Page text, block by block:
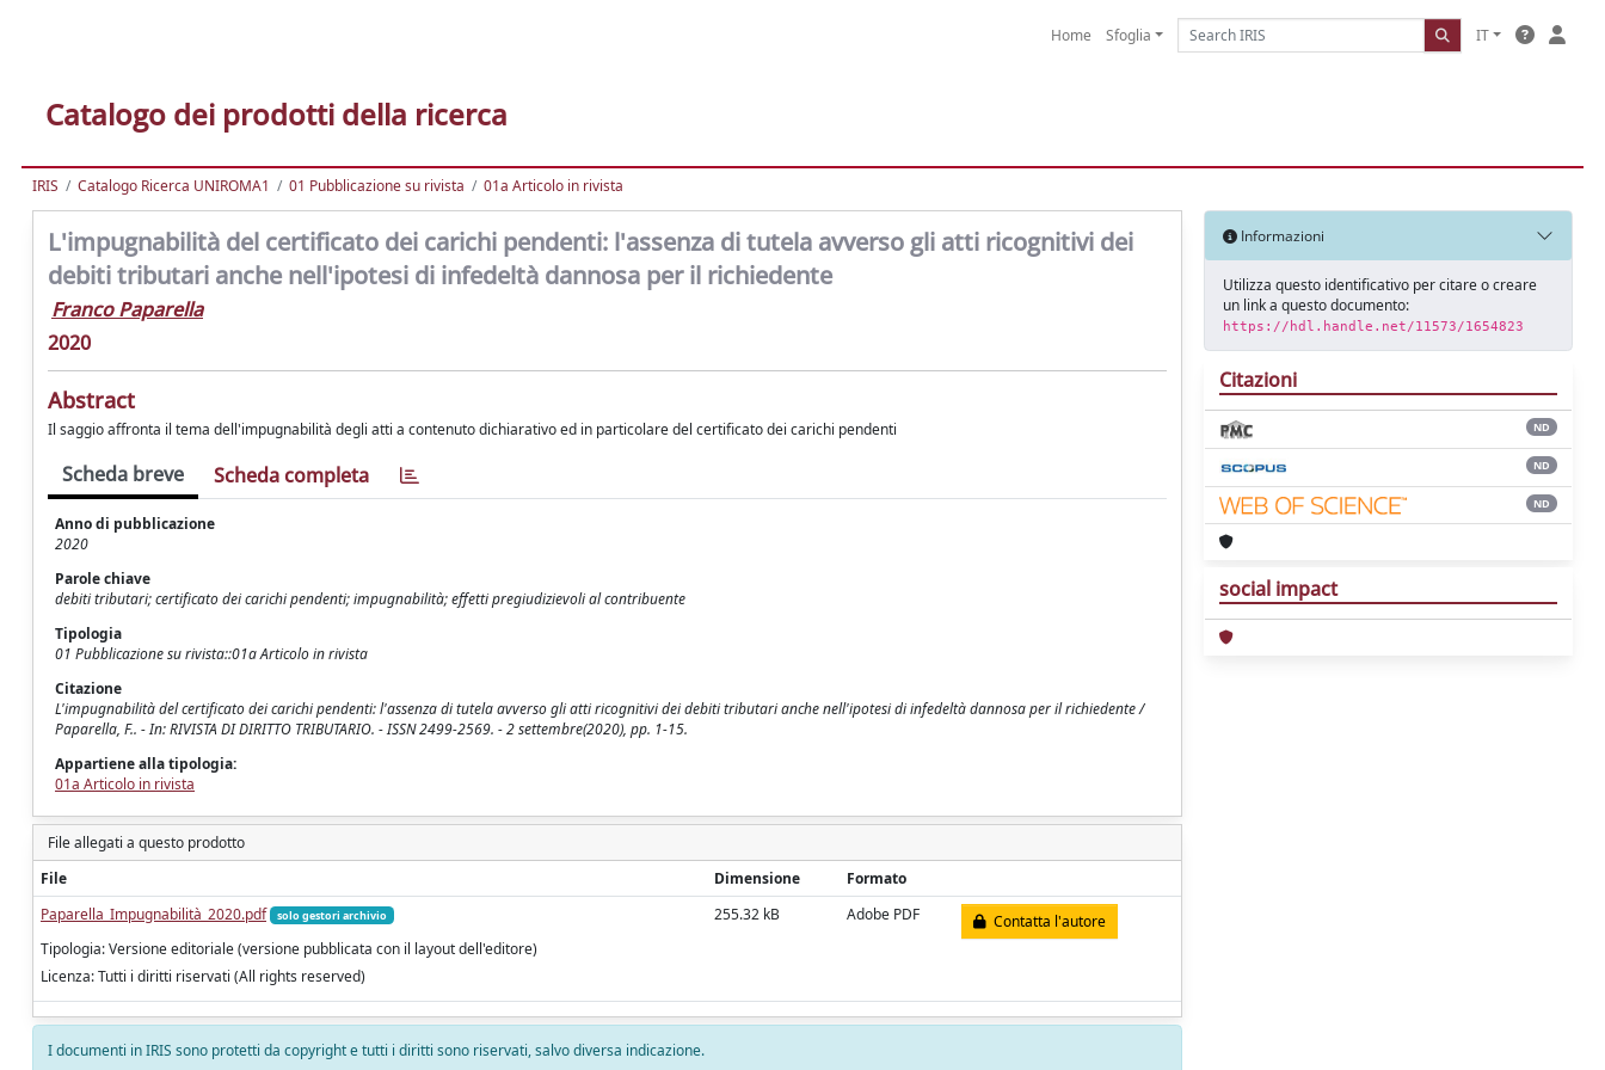
Home Sfoglia IT
Catalogo dei prodotti della ricerca
IRIS Catalogo Ricerca UNIROMA1 01 Pubblicazione su rivista 01a Articolo in rivista
L'impugnabilità del certificato dei carichi pendenti: l'assenza di tutela avverso gli atti ricognitivi dei
debiti tributari anche nell'ipotesi di infedeltà dannosa per il richiedente
Franco Paparella
2020
Abstract
Il saggio affronta il tema dell'impugnabilità degli atti a contenuto dichiarativo ed in particolare del certificato dei carichi pendenti
Scheda breve Scheda completa
Anno di pubblicazione
2020
Parole chiave
debiti tributari; certificato dei carichi pendenti; impugnabilità; effetti pregiudizievoli al contribuente
Tipologia
01 Pubblicazione su rivista::01a Articolo in rivista
Citazione
L'impugnabilità del certificato dei carichi pendenti: l'assenza di tutela avverso gli atti ricognitivi dei debiti tributari anche nell'ipotesi di infedeltà dannosa per il richiedente /
Paparella, F.. - In: RIVISTA DI DIRITTO TRIBUTARIO. - ISSN 2499-2569. - 2 settembre(2020), pp. 1-15.
Appartiene alla tipologia:
01a Articolo in rivista
File allegati a questo prodotto
File
Dimensione
Formato
Paparella_Impugnabilità_2020.pdf
solo gestori archivio
Tipologia: Versione editoriale (versione pubblicata con il layout dell'editore)
Licenza: Tutti i diritti riservati (All rights reserved)
255.32 kB Adobe PDF Contatta l'autore
I documenti in IRIS sono protetti da copyright e tutti i diritti sono riservati, salvo diversa indicazione.
Informazioni
Utilizza questo identificativo per citare o creare
un link a questo documento:
https://hdl.handle.net/11573/1654823
Citazioni
ND
ND
ND
social impact